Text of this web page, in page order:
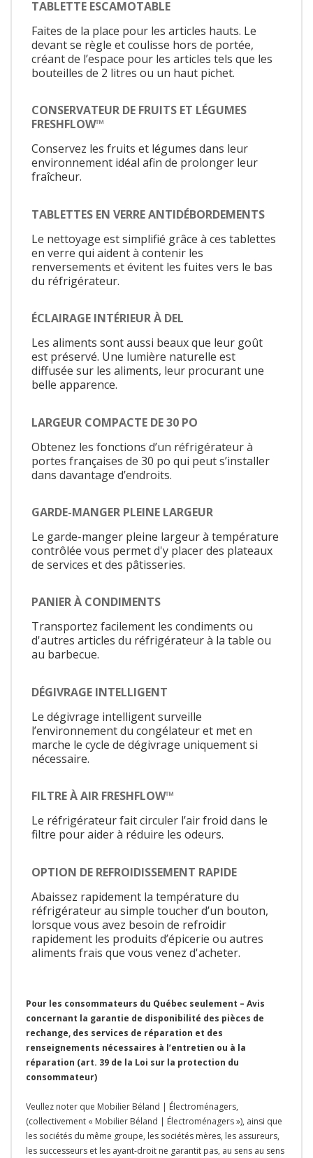
TABLETTE ESCAMOTABLE
Faites de la place pour les articles hauts. Le
devant se règle et coulisse hors de portée,
créant de l’espace pour les articles tels que les
bouteilles de 2 litres ou un haut pichet.
CONSERVATEUR DE FRUITS ET LÉGUMES
FRESHFLOW™
Conservez les fruits et légumes dans leur
environnement idéal afin de prolonger leur
fraîcheur.
TABLETTES EN VERRE ANTIDÉBORDEMENTS
Le nettoyage est simplifié grâce à ces tablettes
en verre qui aident à contenir les
renversements et évitent les fuites vers le bas
du réfrigérateur.
ÉCLAIRAGE INTÉRIEUR À DEL
Les aliments sont aussi beaux que leur goût
est préservé. Une lumière naturelle est
diffusée sur les aliments, leur procurant une
belle apparence.
LARGEUR COMPACTE DE 30 PO
Obtenez les fonctions d’un réfrigérateur à
portes françaises de 30 po qui peut s’installer
dans davantage d’endroits.
GARDE-MANGER PLEINE LARGEUR
Le garde-manger pleine largeur à température
contrôlée vous permet d'y placer des plateaux
de services et des pâtisseries.
PANIER À CONDIMENTS
Transportez facilement les condiments ou
d'autres articles du réfrigérateur à la table ou
au barbecue.
DÉGIVRAGE INTELLIGENT
Le dégivrage intelligent surveille
l’environnement du congélateur et met en
marche le cycle de dégivrage uniquement si
nécessaire.
FILTRE À AIR FRESHFLOW™
Le réfrigérateur fait circuler l’air froid dans le
filtre pour aider à réduire les odeurs.
OPTION DE REFROIDISSEMENT RAPIDE
Abaissez rapidement la température du
réfrigérateur au simple toucher d’un bouton,
lorsque vous avez besoin de refroidir
rapidement les produits d’épicerie ou autres
aliments frais que vous venez d'acheter.
Pour les consommateurs du Québec seulement – Avis
concernant la garantie de disponibilité des pièces de
rechange, des services de réparation et des
renseignements nécessaires à l’entretien ou à la
réparation (art. 39 de la Loi sur la protection du
consommateur)
Veullez noter que Mobilier Béland | Électroménagers,
(collectivement « Mobilier Béland | Électroménagers »), ainsi que
les sociétés du même groupe, les sociétés mères, les assureurs,
les successeurs et les ayant-droit ne garantit pas, au sens au sens